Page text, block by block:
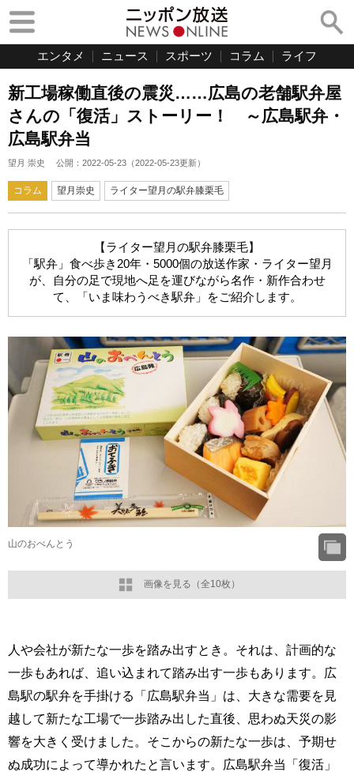
エンタメ ニュース スポーツ コラム ライフ
新工場稼働直後の震災……広島の老舗駅弁屋
さんの「復活」ストーリー！ ～広島駅弁・
広島駅弁当
望月 崇史 公開： 2022-05-23 （2022-05-23更新）
コラム 望月崇史 ライター望月の駅弁膝栗毛
【ライター望月の駅弁膝栗毛】
「駅弁」食べ歩き20年・5000個の放送作家・ライター望月
が、自分の足で現地へ足を運びながら名作・新作合わせ
て、「いま味わうべき駅弁」をご紹介します。
画像を見る（全10枚）
山のおべんとう
人や会社が新たな一歩を踏み出すとき。それは、計画的な
一歩もあれば、追い込まれて踏み出す一歩もあります。広
島駅の駅弁を手掛ける「広島駅弁当」は、大きな需要を見
越して新たな工場で一歩踏み出した直後、思わぬ天災の影
響を大きく受けました。そこからの新たな一歩は、予期せ
ぬ成功によって導かれたと言います。広島駅弁当「復活」